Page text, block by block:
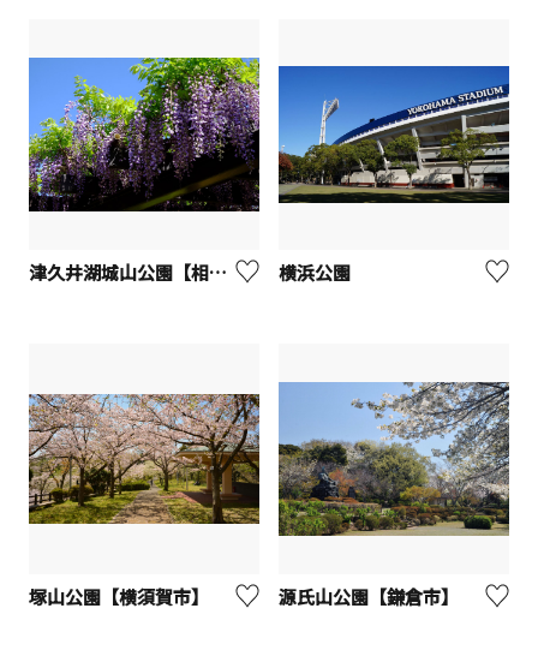
津久井湖城山公園【相模原市】 横浜公園
塚山公園【横須賀市】 源氏山公園【鎌倉市】